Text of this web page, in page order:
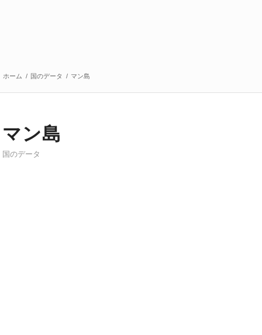
ホーム / 国のデータ / マン島
マン島
国のデータ